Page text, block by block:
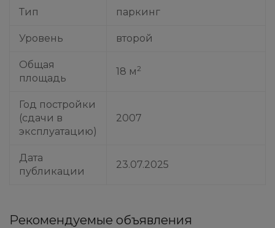
Тип паркинг
Уровень второй
Общая
площадь
18 м 2
Год постройки
(сдачи в
эксплуатацию)
2007
Дата
публикации
23.07.2025
Рекомендуемые объявления